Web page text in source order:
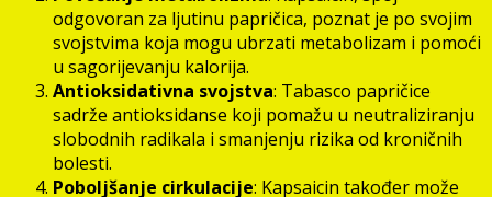
odgovoran za ljutinu papričica, poznat je po svojim
svojstvima koja mogu ubrzati metabolizam i pomoći
u sagorijevanju kalorija.
Antioksidativna svojstva: Tabasco papričice
sadrže antioksidanse koji pomažu u neutraliziranju
slobodnih radikala i smanjenju rizika od kroničnih
bolesti.
Poboljšanje cirkulacije: Kapsaicin također može